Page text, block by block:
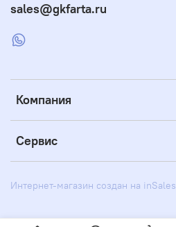
Компания
Сервис
sales@gkfarta.ru
Интернет-магазин создан на inSales